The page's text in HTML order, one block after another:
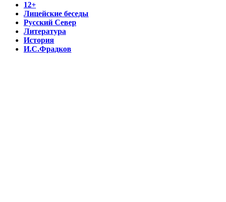
12+
Лицейские беседы
Русский Север
Литература
История
И.С.Фрадков